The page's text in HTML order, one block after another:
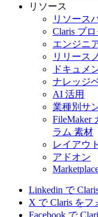
リソース
リソース
Claris ブ
エンジニ
リリース
ドキュメ
ナレッジ
AI 活用
業種別サ
FileMaker
ラム 素材
レイアウ
アドオン
Linkedin で
X で Claris をフ